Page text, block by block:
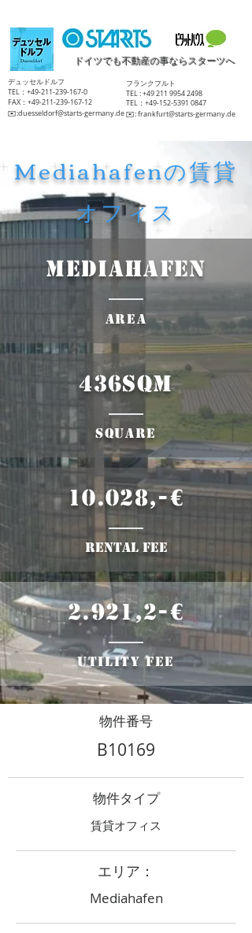
ドイツでも不動産の事ならスターツへ
​デュッセルドルフ
TEL：+49-211-239-167-0
FAX：+49-211-239-167-12
​✉️:duesseldorf@starts-germany.de
​フランクフルト
TEL :+49 211 9954 2498
TEL：+49-152-5391 0847
​✉️:frankfurt@starts-germany.de
Mediahafenの賃貸
オフィス
Mediahafen
Area
436sqm
​square
10.028,-€
rental fee
2.921,2-€
Utility fee
物件番号
B10169
物件タイプ
賃貸オフィス
エリア：
Mediahafen